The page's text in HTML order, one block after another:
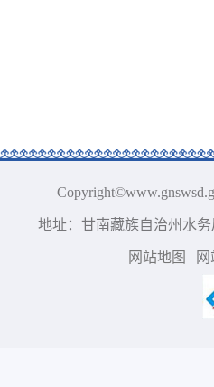
地址：甘南藏族自治州水务
网站地图 | 网